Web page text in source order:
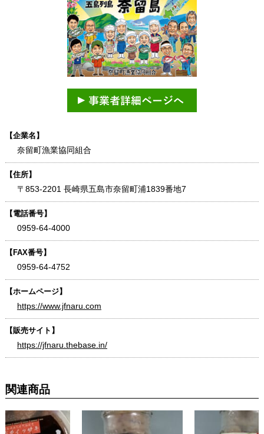
【企業名】
奈留町漁業協同組合
【住所】
〒853-2201 長崎県五島市奈留町浦1839番地7
【電話番号】
0959-64-4000
【FAX番号】
0959-64-4752
【ホームページ】
https://www.jfnaru.com
【販売サイト】
https://jfnaru.thebase.in/
関連商品